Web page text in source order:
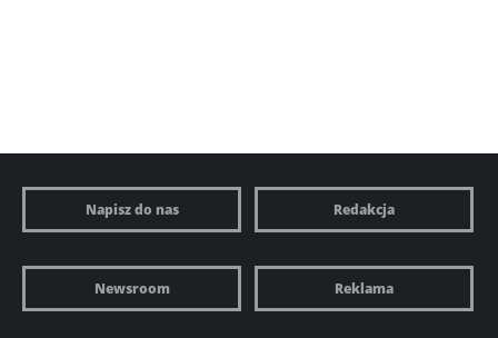
Napisz do nas Redakcja
Newsroom Reklama